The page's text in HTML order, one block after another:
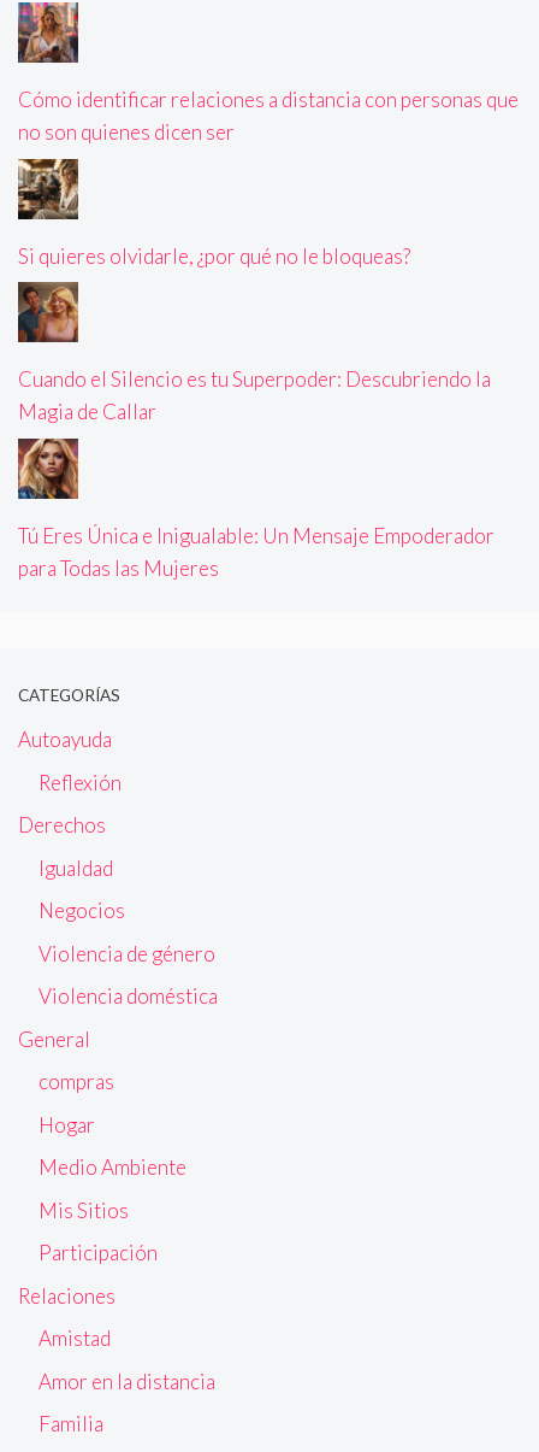
Cómo identificar relaciones a distancia con personas que
no son quienes dicen ser
Si quieres olvidarle, ¿por qué no le bloqueas?
Cuando el Silencio es tu Superpoder: Descubriendo la
Magia de Callar
Tú Eres Única e Inigualable: Un Mensaje Empoderador
para Todas las Mujeres
CATEGORÍAS
Autoayuda
Reflexión
Derechos
Igualdad
Negocios
Violencia de género
Violencia doméstica
General
compras
Hogar
Medio Ambiente
Mis Sitios
Participación
Relaciones
Amistad
Amor en la distancia
Familia